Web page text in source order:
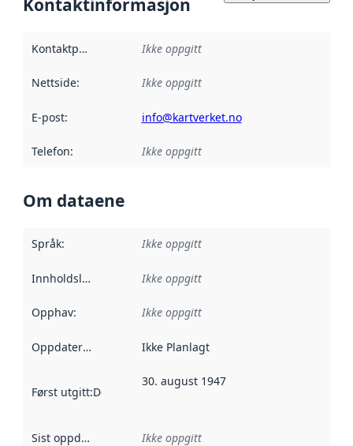
Kontaktinformasjon
Kontaktpunkt Ikke oppgitt
Nettside: Ikke oppgitt
E-post: info@kartverket.no
Telefon: Ikke oppgitt
Om dataene
Språk: Ikke oppgitt
Innholdsleverandører :
Ikke oppgitt
Opphav: Ikke oppgitt
Oppdateringsfrekvens :
Ikke Planlagt
Først utgitt:Denne datoen sier når dataene i dette
30. august 1947
Sist oppdatert Ikke oppgitt